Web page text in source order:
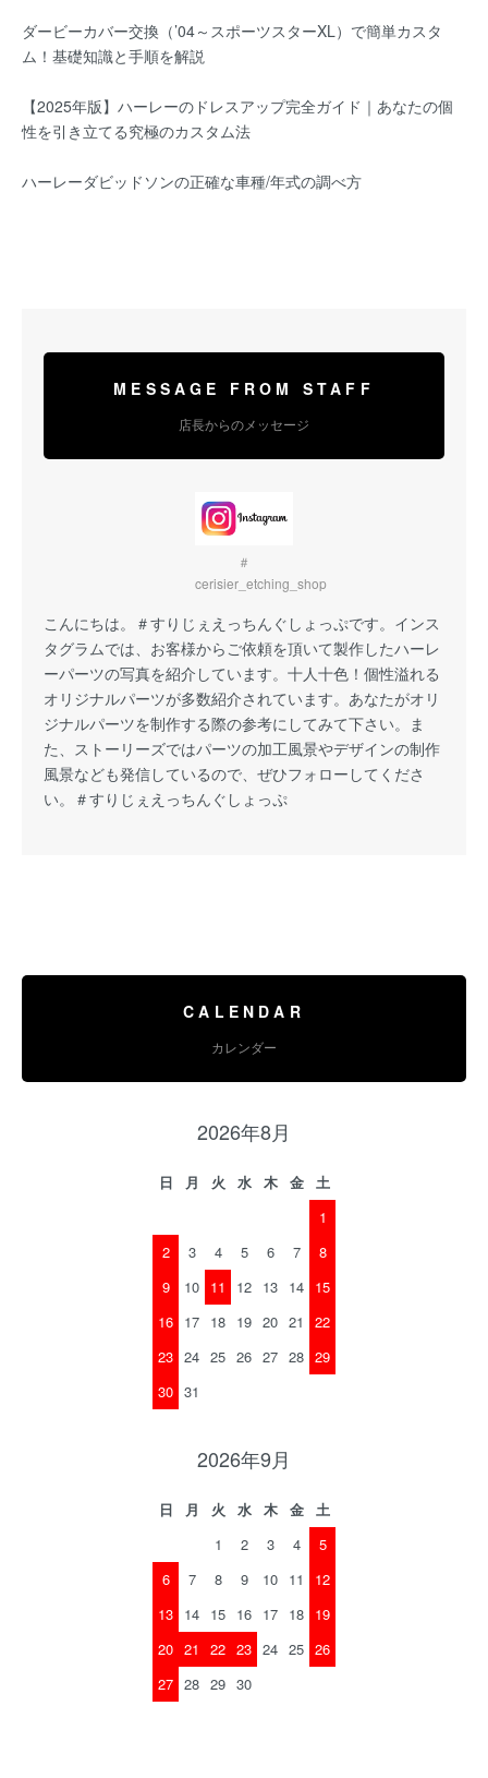
ダービーカバー交換（’04～スポーツスターXL）で簡単カスタ
ム！基礎知識と手順を解説
【2025年版】ハーレーのドレスアップ完全ガイド｜あなたの個
性を引き立てる究極のカスタム法
ハーレーダビッドソンの正確な車種/年式の調べ方
MESSAGE FROM STAFF
店長からのメッセージ
＃
cerisier_etching_shop
こんにちは。 ＃すりじぇえっちんぐしょっぷです。インス
タグラムでは、お客様からご依頼を頂いて製作したハーレ
ーパーツの写真を紹介しています。十人十色！個性溢れる
オリジナルパーツが多数紹介されています。あなたがオリ
ジナルパーツを制作する際の参考にしてみて下さい。ま
た、ストーリーズではパーツの加工風景やデザインの制作
風景なども発信しているので、ぜひフォローしてくださ
い。
＃すりじぇえっちんぐしょっぷ
CALENDAR
カレンダー
2026年8月
日 月 火 水 木 金
土
1
2
3 4 5 6 7
8
9
10 11 12 13 14 15
16 17 18 19 20 21
22
23 24 25 26 27 28 29
30 31
2026年9月
日 月 火 水 木 金
土
1
2 3 4
5
6
7 8 9 10 11
12
13 14 15 16 17 18 19
20 21 22 23 24 25 26
27 28 29 30